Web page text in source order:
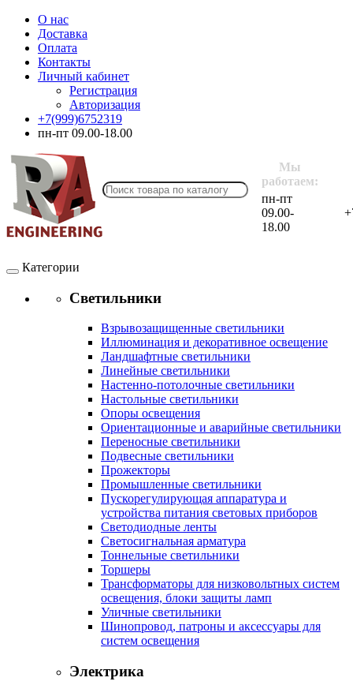
О нас
Доставка
Оплата
Контакты
Личный кабинет
Регистрация
Авторизация
+7(999)6752319
пн-пт 09.00-18.00
Мы
работаем:
пн-пт
09.00-
18.00
Категории
Светильники
Взрывозащищенные светильники
Иллюминация и декоративное освещение
Ландшафтные светильники
Линейные светильники
Настенно-потолочные светильники
Настольные светильники
Опоры освещения
Ориентационные и аварийные светильники
Переносные светильники
Подвесные светильники
Прожекторы
Промышленные светильники
Пускорегулирующая аппаратура и
устройства питания световых приборов
Светодиодные ленты
Светосигнальная арматура
Тоннельные светильники
Торшеры
Трансформаторы для низковольтных систем
освещения, блоки защиты ламп
Уличные светильники
Шинопровод, патроны и аксессуары для
систем освещения
Электрика